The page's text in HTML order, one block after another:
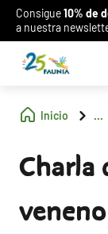
Consigue10% de
a nuestra
Inicio ...
Charla
veneno